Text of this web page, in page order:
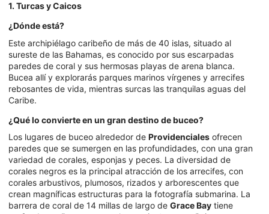
1. Turcas y Caicos
¿Dónde está?
Este archipiélago caribeño de más de 40 islas, situado al
sureste de las Bahamas, es conocido por sus escarpadas
paredes de coral y sus hermosas playas de arena blanca.
Bucea allí y explorarás parques marinos vírgenes y arrecifes
rebosantes de vida, mientras surcas las tranquilas aguas del
Caribe.
¿Qué lo convierte en un gran destino de buceo?
Los lugares de buceo alrededor de Providenciales ofrecen
paredes que se sumergen en las profundidades, con una gran
variedad de corales, esponjas y peces. La diversidad de
corales negros es la principal atracción de los arrecifes, con
corales arbustivos, plumosos, rizados y arborescentes que
crean magníficas estructuras para la fotografía submarina. La
barrera de coral de 14 millas de largo de Grace Bay tiene